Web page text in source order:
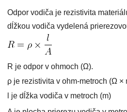
Odpor vodiča je rezistivita
dĺžkou vodiča vydelená
R je odpor v ohmoch (Ω).
ρ je rezistivita v ohm-metroch (Ω ×
l je dĺžka vodiča v metroch (m)